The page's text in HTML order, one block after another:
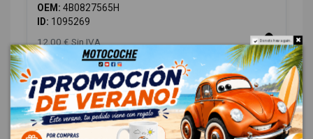
OEM: 4B0827565H
ID: 1095269
12,00 € Sin IVA
14,52 € Con IVA
ELECTRICIDAD 6
Do not show again.